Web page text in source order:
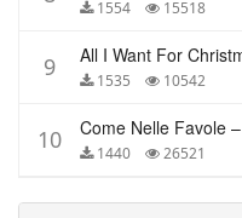
1554 15518
9 1535 10542
10 1440 26521